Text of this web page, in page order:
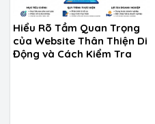
Hiểu Rõ Tầm Quan Trọng
của Website Thân Thiện Di
Động và Cách Kiểm Tra